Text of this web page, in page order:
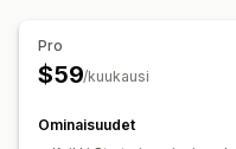
Tehokkuuden valvonta
Analytiikka Kilpailija-
Hakukoneoptimointi
Blogin hakukoneoptimointi
Pro
$59/kuukausi
Ominaisuudet